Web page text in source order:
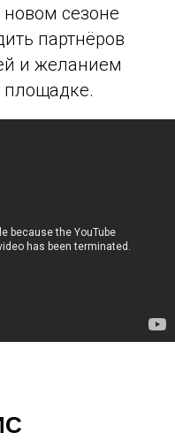
сезоне
партнёров
и желанием
площадке.